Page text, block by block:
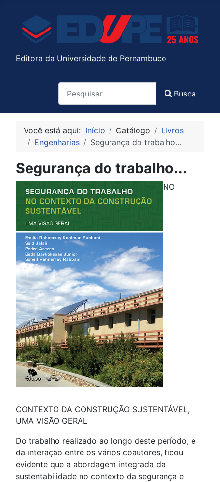
Editora da Universidade de Pernambuco
Busca
Você está aqui: Início Catálogo
Livros
Engenharias
Segurança do trabalho...
Segurança do trabalho...
NO
CONTEXTO DA CONSTRUÇÃO SUSTENTÁVEL,
UMA VISÃO GERAL
Do trabalho realizado ao longo deste período, e
da interação entre os vários coautores, ficou
evidente que a abordagem integrada da
sustentabilidade no contexto da segurança e